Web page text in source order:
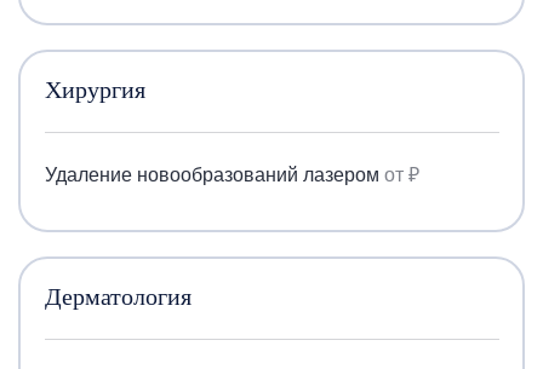
Хирургия
Удаление новообразований лазером от ₽
Дерматология